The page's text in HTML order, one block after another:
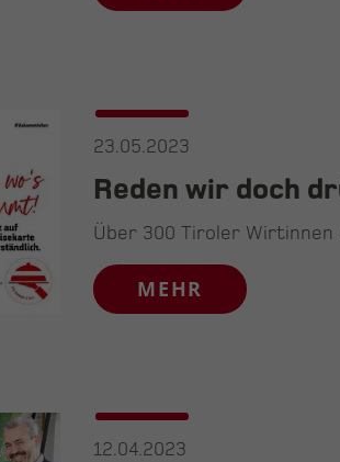
23.05.2023
Reden wir doch
Über 300 Tiroler Wirtinnen
MEHR
12.04.2023